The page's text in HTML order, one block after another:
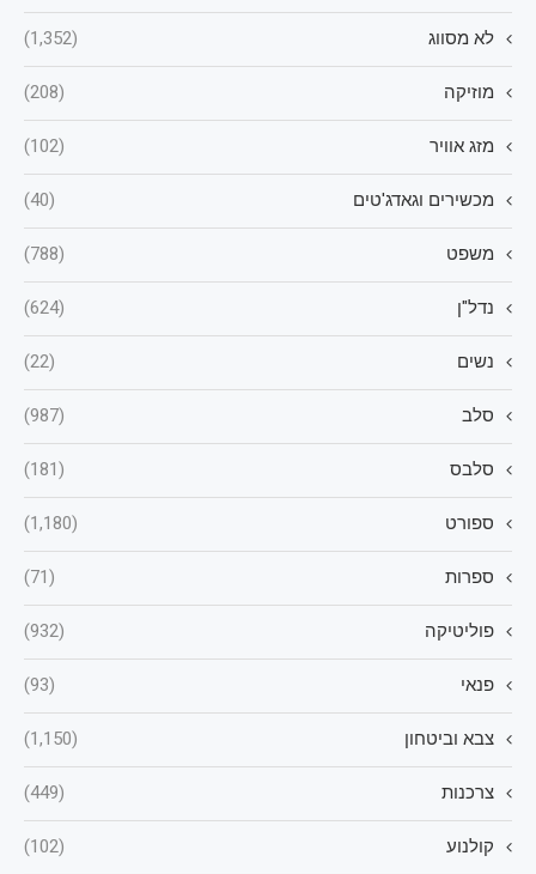
לא מסווג (1,352)
מוזיקה (208)
מזג אוויר (102)
מכשירים וגאדג'טים (40)
משפט (788)
נדל"ן (624)
נשים (22)
סלב (987)
סלבס (181)
ספורט (1,180)
ספרות (71)
פוליטיקה (932)
פנאי (93)
צבא וביטחון (1,150)
צרכנות (449)
קולנוע (102)